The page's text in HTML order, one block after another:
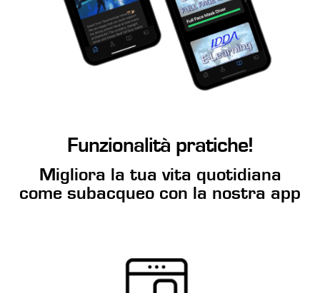
Funzionalità pratiche!
Migliora la tua vita quotidiana
come subacqueo con la nostra app